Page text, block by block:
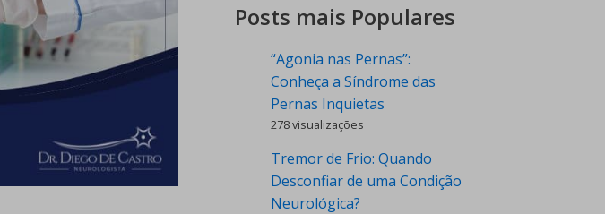
Posts mais Populares
“Agonia nas Pernas”:
Conheça a Síndrome das
Pernas Inquietas
278 visualizações
Tremor de Frio: Quando
Desconfiar de uma Condição
Neurológica?